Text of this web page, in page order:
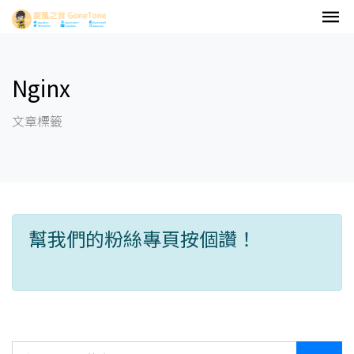
Nginx
文章標籤
幫我們的粉絲專頁按個讚！